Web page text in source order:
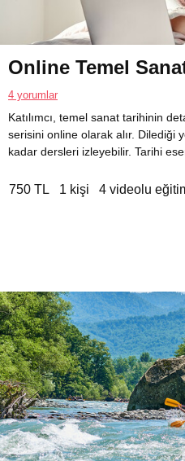
Online Temel
4 yorumlar
Katılımcı, temel sanat tarihinin
serisini online olarak alır. Dilediği
kadar dersleri izleyebilir. Tarihi
750 TL 1 kişi 4 videolu